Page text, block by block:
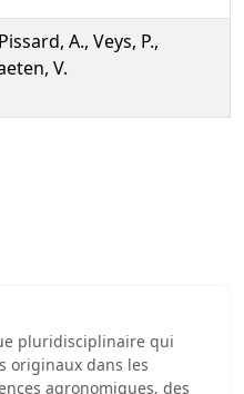
A., Veys, P.,
V.
pluridisciplinaire qui
originaux dans les
agronomiques, des